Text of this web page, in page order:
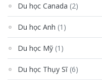
Du học Canada (2)
Du học Anh (1)
Du học Mỹ (1)
Du học Thụy Sĩ (6)